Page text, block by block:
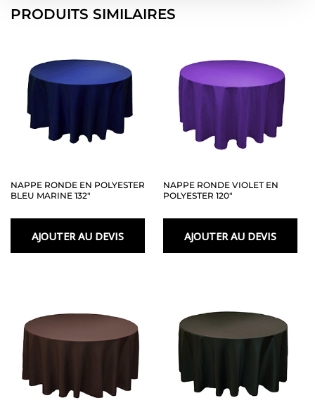
Round
PRODUITS SIMILAIRES
NAPPE RONDE EN POLYESTER
BLEU MARINE 132″
AJOUTER AU DEVIS
NAPPE RONDE VIOLET EN
POLYESTER 120″
AJOUTER AU DEVIS